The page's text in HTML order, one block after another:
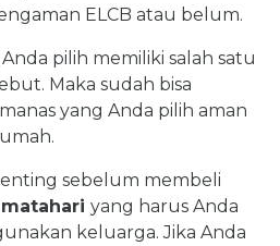
ELCB atau belum.
pilih memiliki salah satu
Maka sudah bisa
yang Anda pilih aman
sebelum membeli
yang harus Anda
keluarga. Jika Anda